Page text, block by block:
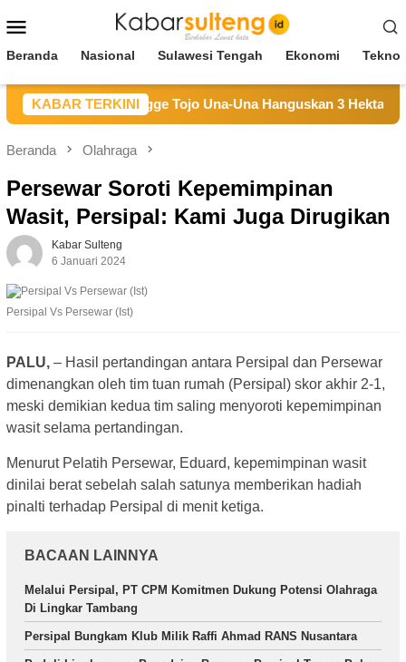
ke
Mobile
Beranda Nasional Sulawesi Tengah Ekonomi
KABAR TERKINI
Hutan di Longge Tojo Una-Una Hanguskan 3 Hektare
Beranda Olahraga
Persewar Soroti Kepemimpinan
Wasit, Persipal: Kami Juga Dirugikan
Kabar Sulteng
6 Januari 2024
Persipal Vs Persewar (Ist)
PALU, – Hasil pertandingan antara Persipal dan Persewar
dimenangkan oleh tim tuan rumah (Persipal) skor akhir 2-1,
meski demikian kedua tim saling menyoroti kepemimpinan
wasit selama pertandingan.
Menurut Pelatih Persewar, Eduard, kepemimpinan wasit
dinilai berat sebelah salah satunya memberikan hadiah
pinalti terhadap Persipal di menit ketiga.
BACAAN LAINNYA
Melalui Persipal, PT CPM Komitmen Dukung Potensi Olahraga
Di Lingkar Tambang
Persipal Bungkam Klub Milik Raffi Ahmad RANS Nusantara